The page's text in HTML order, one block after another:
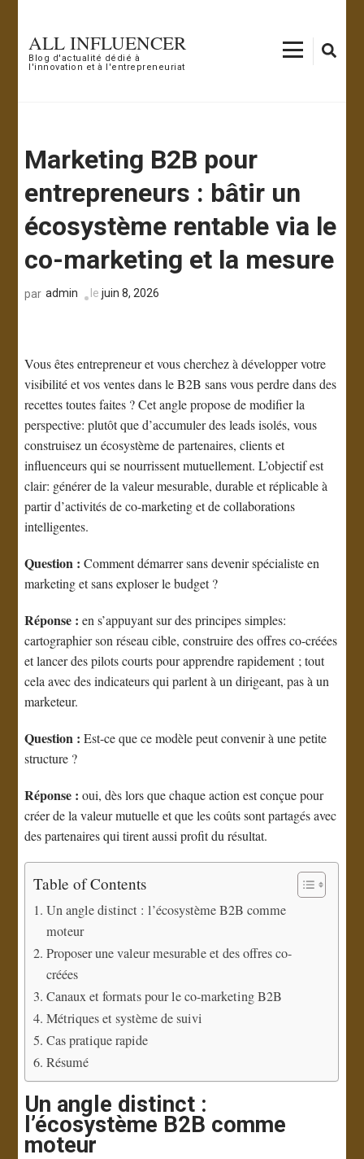
contenu
(Pressez
ALL INFLUENCER
Blog d'actualité dédié à
l'innovation et à l'entrepreneuriat
Marketing B2B pour
entrepreneurs : bâtir un
écosystème rentable via le
co-marketing et la mesure
par admin lejuin 8, 2026
Vous êtes entrepreneur et vous cherchez à développer votre
visibilité et vos ventes dans le B2B sans vous perdre dans des
recettes toutes faites ? Cet angle propose de modifier la
perspective: plutôt que d’accumuler des leads isolés, vous
construisez un écosystème de partenaires, clients et
influenceurs qui se nourrissent mutuellement. L’objectif est
clair: générer de la valeur mesurable, durable et réplicable à
partir d’activités de co-marketing et de collaborations
intelligentes.
Question : Comment démarrer sans devenir spécialiste en
marketing et sans exploser le budget ?
Réponse : en s’appuyant sur des principes simples:
cartographier son réseau cible, construire des offres co-créées
et lancer des pilots courts pour apprendre rapidement ; tout
cela avec des indicateurs qui parlent à un dirigeant, pas à un
marketeur.
Question : Est-ce que ce modèle peut convenir à une petite
structure ?
Réponse : oui, dès lors que chaque action est conçue pour
créer de la valeur mutuelle et que les coûts sont partagés avec
des partenaires qui tirent aussi profit du résultat.
Table of Contents
Un angle distinct : l’écosystème B2B comme
moteur
Proposer une valeur mesurable et des offres co-
créées
Canaux et formats pour le co-marketing B2B
Métriques et système de suivi
Cas pratique rapide
Résumé
Un angle distinct :
l’écosystème B2B comme
moteur